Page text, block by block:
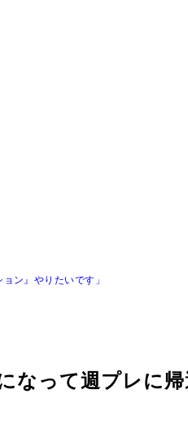
ン』やりたいです」
なって週プレに